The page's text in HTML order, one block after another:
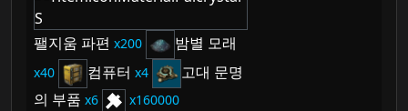
팰지움 파편 200 밤별 모래
40 컴퓨터 4
고대 문명
의 부품
6 160000